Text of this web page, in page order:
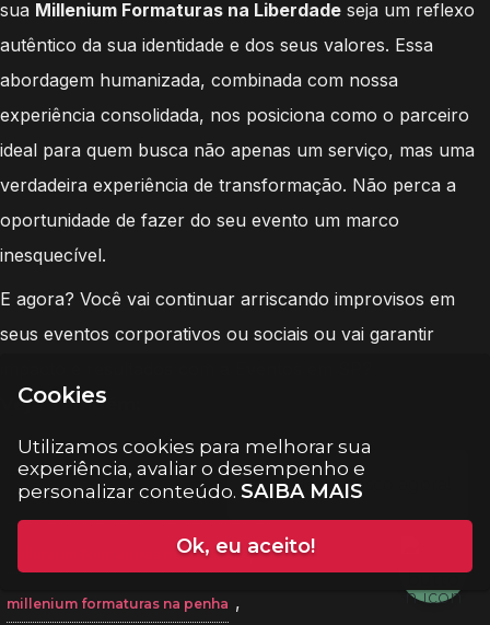
sua Millenium Formaturas na Liberdade seja um reflexo
autêntico da sua identidade e dos seus valores. Essa
abordagem humanizada, combinada com nossa
experiência consolidada, nos posiciona como o parceiro
ideal para quem busca não apenas um serviço, mas uma
verdadeira experiência de transformação. Não perca a
oportunidade de fazer do seu evento um marco
inesquecível.
E agora? Você vai continuar arriscando improvisos em
seus eventos corporativos ou sociais ou vai garantir
Veja Também:
millenium formaturas na mooca
millenium formaturas na parada inglesa ,
millenium formaturas na paulista ,
millenium formaturas na penha ,
Cookies
Utilizamos cookies para melhorar sua
experiência, avaliar o desempenho e
personalizar conteúdo. SAIBA MAIS
Ok, eu aceito!